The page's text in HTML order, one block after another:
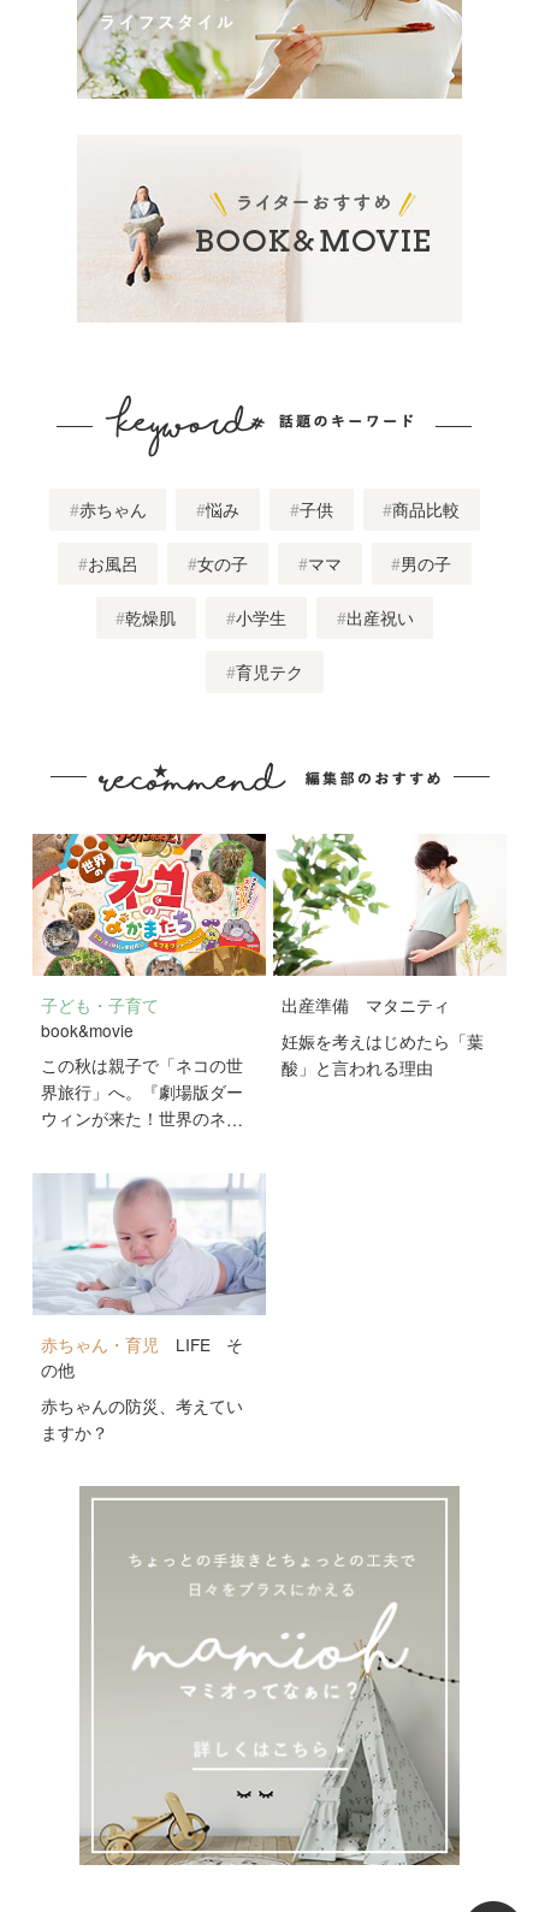
赤ちゃん 悩み 子供 商品比較
お風呂 女の子 ママ 男の子
乾燥肌 小学生 出産祝い
育児テク
子ども・子育て
book&movie
この秋は親子で「ネコの世
界旅行」へ。『劇場版ダー
ウィンが来た！世界のネコ
公開！
出産準備
マタニティ
妊娠を考えはじめたら「葉
酸」と言われる理由
赤ちゃん・育児 LIFE
そ
の他
赤ちゃんの防災、考えてい
ますか？